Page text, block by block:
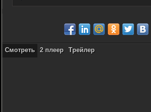
Смотреть 2 плеер Трейлер